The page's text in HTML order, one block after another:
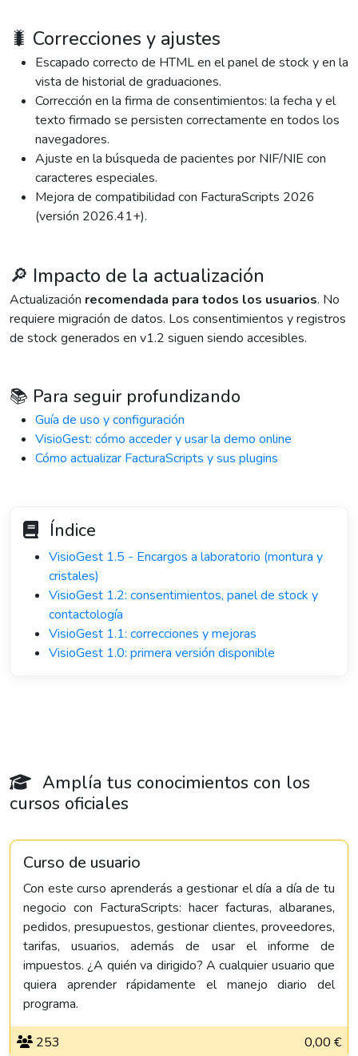
🐛 Correcciones y ajustes
Escapado correcto de HTML en el panel de stock y en la
vista de historial de graduaciones.
Corrección en la firma de consentimientos: la fecha y el
texto firmado se persisten correctamente en todos los
navegadores.
Ajuste en la búsqueda de pacientes por NIF/NIE con
caracteres especiales.
Mejora de compatibilidad con FacturaScripts 2026
(versión 2026.41+).
🔎 Impacto de la actualización
Actualización recomendada para todos los usuarios. No
requiere migración de datos. Los consentimientos y registros
de stock generados en v1.2 siguen siendo accesibles.
📚 Para seguir profundizando
Guía de uso y configuración
VisioGest: cómo acceder y usar la demo online
Cómo actualizar FacturaScripts y sus plugins
Índice
VisioGest 1.5 - Encargos a laboratorio (montura y
cristales)
VisioGest 1.2: consentimientos, panel de stock y
contactología
VisioGest 1.1: correcciones y mejoras
VisioGest 1.0: primera versión disponible
Amplía tus conocimientos con los
cursos oficiales
Curso de usuario
Con este curso aprenderás a gestionar el día a día de tu
negocio con FacturaScripts: hacer facturas, albaranes,
pedidos, presupuestos, gestionar clientes, proveedores,
tarifas, usuarios, además de usar el informe de
impuestos. ¿A quién va dirigido? A cualquier usuario que
quiera aprender rápidamente el manejo diario del
programa.
253 0,00 €